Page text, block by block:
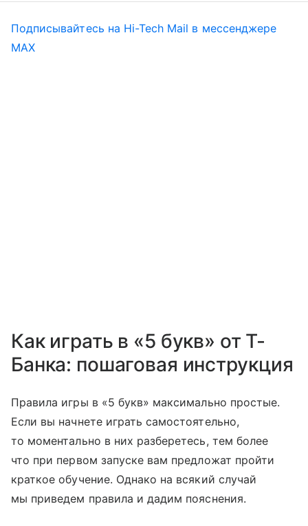
Подписывайтесь на Hi-Tech Mail в мессенджере
MAX
Как играть в «5 букв» от Т-
Банка: пошаговая инструкция
Правила игры в «5 букв» максимально простые.
Если вы начнете играть самостоятельно,
то моментально в них разберетесь, тем более
что при первом запуске вам предложат пройти
краткое обучение. Однако на всякий случай
мы приведем правила и дадим пояснения.